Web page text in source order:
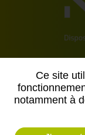
Ce site
notamment à
54500